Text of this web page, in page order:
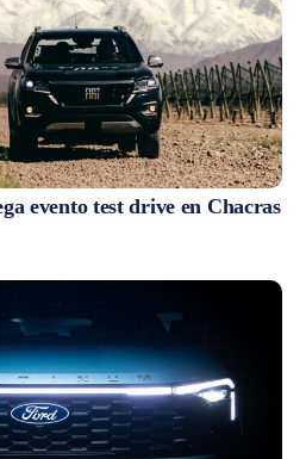
evento test drive en Chacras